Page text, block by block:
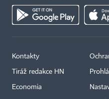
Kontakty
Tiráž redakce HN
Economia